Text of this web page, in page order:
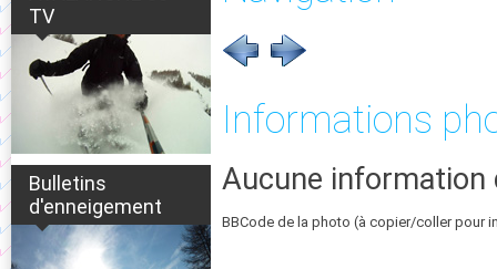
TV
Bulletins
d'enneigement
Informations
Aucune information
BBCode de la photo (à copier/coller pour